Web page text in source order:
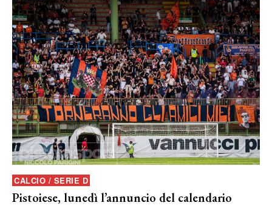
CALCIO / SERIE D
Pistoiese, lunedì l’annuncio del calendario